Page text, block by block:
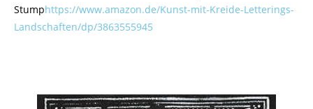
Stumphttps://www.amazon.de/Kunst-mit-Kreide-Letterings-
Landschaften/dp/3863555945